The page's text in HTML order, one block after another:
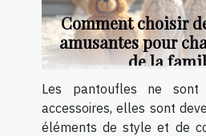
Comment choisir
amusantes pour
de la
Les pantoufles ne
accessoires, elles sont
éléments de style et de